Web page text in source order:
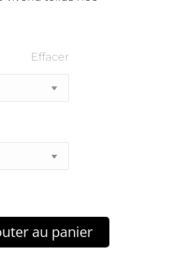
Effacer
au panier